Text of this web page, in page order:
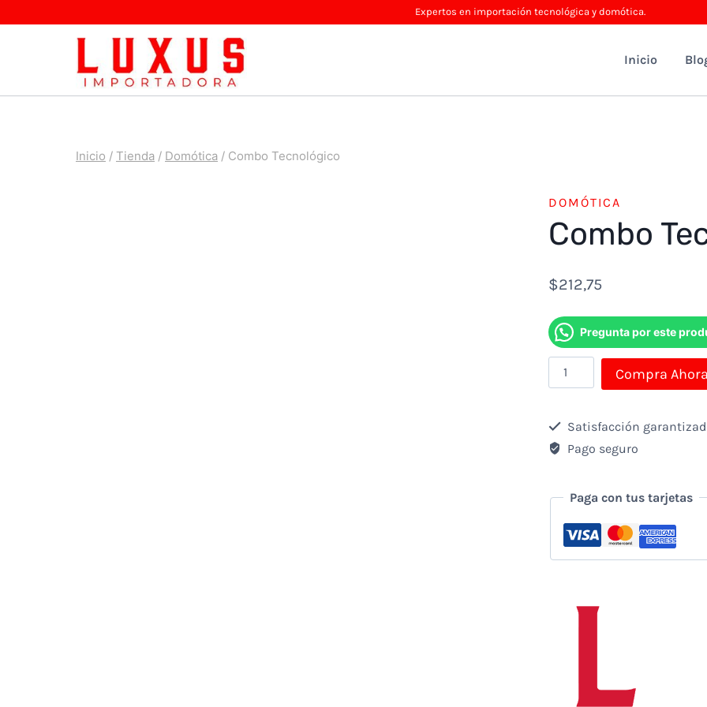
Expertos en importación tecnológica y domótica.
Inicio
Inicio / Tienda / Domótica / Combo Tecnológico
DOMÓTICA
Combo
$212,75
Pregunta por este
Combo
Tecnológico
cantidad
Compra Ahora
Satisfacción
Pago seguro
Paga con tus tarjetas